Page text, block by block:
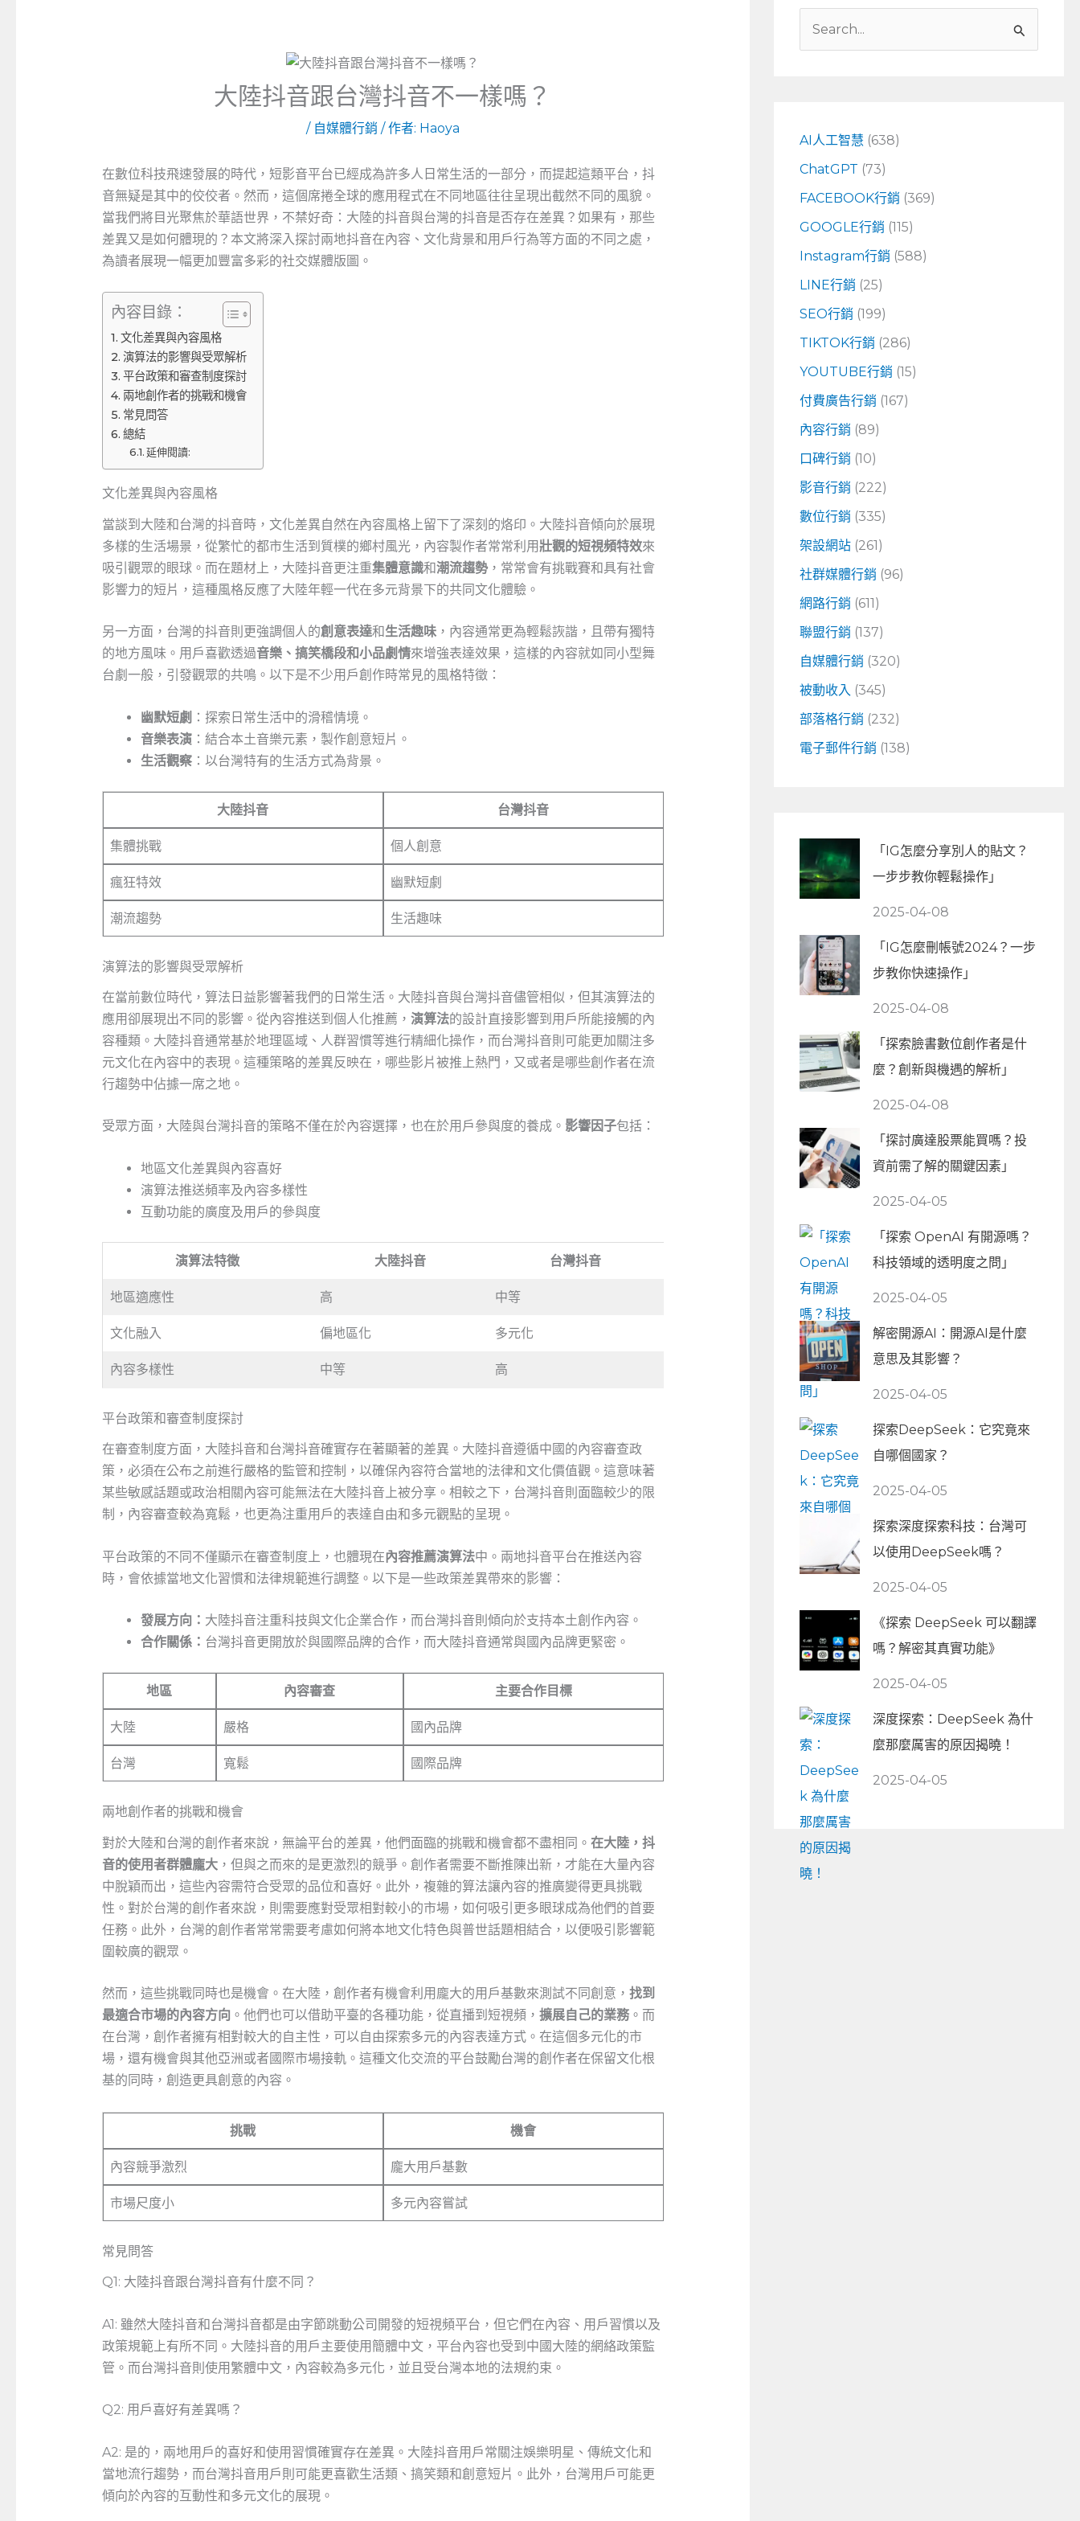
大陸抖音跟台灣抖音不一樣嗎？
/ 自媒體行銷 / 作者: Haoya
在數位科技飛速發展的時代，短影音平台已經成為許多人日常生活的一部分，而提起這類平台，抖
音無疑是其中的佼佼者。然而，這個席捲全球的應用程式在不同地區往往呈現出截然不同的風貌。
當我們將目光聚焦於華語世界，不禁好奇：大陸的抖音與台灣的抖音是否存在差異？如果有，那些
差異又是如何體現的？本文將深入探討兩地抖音在內容、文化背景和用戶行為等方面的不同之處，
為讀者展現一幅更加豐富多彩的社交媒體版圖。
內容目錄：
文化差異與內容風格
演算法的影響與受眾解析
平台政策和審查制度探討
兩地創作者的挑戰和機會
常見問答
總結
延伸閱讀:
文化差異與內容風格
當談到大陸和台灣的抖音時，文化差異自然在內容風格上留下了深刻的烙印。大陸抖音傾向於展現
多樣的生活場景，從繁忙的都市生活到質樸的鄉村風光，內容製作者常常利用壯觀的短視頻特效來
吸引觀眾的眼球。而在題材上，大陸抖音更注重集體意識和潮流趨勢，常常會有挑戰賽和具有社會
影響力的短片，這種風格反應了大陸年輕一代在多元背景下的共同文化體驗。
另一方面，台灣的抖音則更強調個人的創意表達和生活趣味，內容通常更為輕鬆詼諧，且帶有獨特
的地方風味。用戶喜歡透過音樂、搞笑橋段和小品劇情來增強表達效果，這樣的內容就如同小型舞
台劇一般，引發觀眾的共鳴。以下是不少用戶創作時常見的風格特徵：
幽默短劇 ：探索日常生活中的滑稽情境。
音樂表演：結合本土音樂元素，製作創意短片。
生活觀察：以台灣特有的生活方式為背景。
大陸抖音 台灣抖音
集體挑戰 個人創意
瘋狂特效 幽默短劇
潮流趨勢 生活趣味
演算法的影響與受眾解析
在當前數位時代，算法日益影響著我們的日常生活。大陸抖音與台灣抖音儘管相似，但其演算法的
應用卻展現出不同的影響。從內容推送到個人化推薦， 演算法的設計直接影響到用戶所能接觸的內
容種類。大陸抖音通常基於地理區域、人群習慣等進行精細化操作，而台灣抖音則可能更加關注多
元文化在內容中的表現。這種策略的差異反映在，哪些影片被推上熱門，又或者是哪些創作者在流
行趨勢中佔據一席之地。
受眾方面，大陸與台灣抖音的策略不僅在於內容選擇，也在於用戶參與度的養成。 影響因子包括：
地區文化差異與內容喜好
演算法推送頻率及內容多樣性
互動功能的廣度及用戶的參與度
演算法特徵 大陸抖音 台灣抖音
地區適應性 高 中等
文化融入 偏地區化 多元化
內容多樣性 中等 高
平台政策和審查制度探討
在審查制度方面，大陸抖音和台灣抖音確實存在著顯著的差異。大陸抖音遵循中國的內容審查政
策，必須在公布之前進行嚴格的監管和控制，以確保內容符合當地的法律和文化價值觀。這意味著
某些敏感話題或政治相關內容可能無法在大陸抖音上被分享。相較之下，台灣抖音則面臨較少的限
制，內容審查較為寬鬆，也更為注重用戶的表達自由和多元觀點的呈現。
平台政策的不同不僅顯示在審查制度上，也體現在內容推薦演算法中。兩地抖音平台在推送內容
時，會依據當地文化習慣和法律規範進行調整。以下是一些政策差異帶來的影響：
發展方向： 大陸抖音注重科技與文化企業合作，而台灣抖音則傾向於支持本土創作內容。
合作關係： 台灣抖音更開放於與國際品牌的合作，而大陸抖音通常與國內品牌更緊密。
地區 內容審查 主要合作目標
大陸 嚴格 國內品牌
台灣 寬鬆 國際品牌
兩地創作者的挑戰和機會
對於大陸和台灣的創作者來說，無論平台的差異，他們面臨的挑戰和機會都不盡相同。 在大陸，抖
音的使用者群體龐大，但與之而來的是更激烈的競爭。創作者需要不斷推陳出新，才能在大量內容
中脫穎而出，這些內容需符合受眾的品位和喜好。此外，複雜的算法讓內容的推廣變得更具挑戰
性。對於台灣的創作者來說，則需要應對受眾相對較小的市場，如何吸引更多眼球成為他們的首要
任務。此外，台灣的創作者常常需要考慮如何將本地文化特色與普世話題相結合，以便吸引影響範
圍較廣的觀眾。
然而，這些挑戰同時也是機會。在大陸，創作者有機會利用龐大的用戶基數來測試不同創意， 找到
最適合市場的內容方向 。他們也可以借助平臺的各種功能，從直播到短視頻， 擴展自己的業務。而
在台灣，創作者擁有相對較大的自主性，可以自由探索多元的內容表達方式。在這個多元化的市
場，還有機會與其他亞洲或者國際市場接軌。這種文化交流的平台鼓勵台灣的創作者在保留文化根
基的同時，創造更具創意的內容。
挑戰 機會
內容競爭激烈 龐大用戶基數
市場尺度小 多元內容嘗試
常見問答
Q1: 大陸抖音跟台灣抖音有什麼不同？
A1: 雖然大陸抖音和台灣抖音都是由字節跳動公司開發的短視頻平台，但它們在內容、用戶習慣以及
政策規範上有所不同。大陸抖音的用戶主要使用簡體中文，平台內容也受到中國大陸的網絡政策監
管。而台灣抖音則使用繁體中文，內容較為多元化，並且受台灣本地的法規約束。
Q2: 用戶喜好有差異嗎？
A2: 是的，兩地用戶的喜好和使用習慣確實存在差異。大陸抖音用戶常關注娛樂明星、傳統文化和
當地流行趨勢，而台灣抖音用戶則可能更喜歡生活類、搞笑類和創意短片。此外，台灣用戶可能更
傾向於內容的互動性和多元文化的展現。
字
:
AI人工智慧 (638)
ChatGPT (73)
FACEBOOK行銷 (369)
GOOGLE行銷 (115)
Instagram行銷 (588)
LINE行銷 (25)
SEO行銷 (199)
TIKTOK行銷 (286)
YOUTUBE行銷 (15)
付費廣告行銷 (167)
內容行銷 (89)
口碑行銷 (10)
影音行銷 (222)
數位行銷 (335)
架設網站(261)
社群媒體行銷 (96)
網路行銷 (611)
聯盟行銷 (137)
自媒體行銷 (320)
被動收入 (345)
部落格行銷 (232)
電子郵件行銷 (138)
「IG怎麼分享別人的貼文？
一步步教你輕鬆操作」
2025-04-08
「IG怎麼刪帳號2024？一步
步教你快速操作」
2025-04-08
「探索臉書數位創作者是什
麼？創新與機遇的解析」
2025-04-08
「探討廣達股票能買嗎？投
資前需了解的關鍵因素」
2025-04-05
「探索 OpenAI 有開源嗎？
科技領域的透明度之問」
2025-04-05
解密開源AI：開源AI是什麼
意思及其影響？
2025-04-05
探索DeepSeek：它究竟來
自哪個國家？
2025-04-05
探索深度探索科技：台灣可
以使用DeepSeek嗎？
2025-04-05
《探索 DeepSeek 可以翻譯
嗎？解密其真實功能》
2025-04-05
深度探索：DeepSeek 為什
麼那麼厲害的原因揭曉！
2025-04-05